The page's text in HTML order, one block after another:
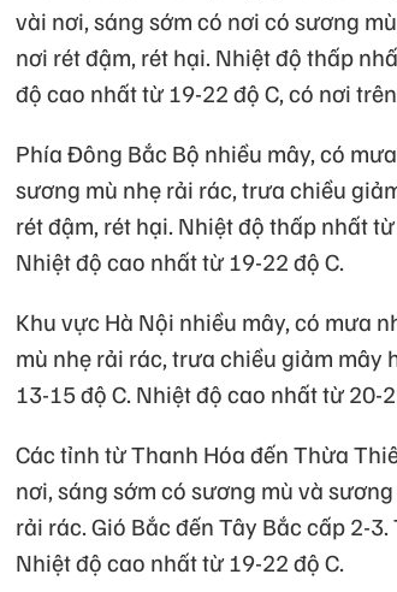
vài nơi, sáng sớm có nơi có sương
nơi rét đậm, rét hại. Nhiệt độ thấp
độ cao nhất từ 19-22 độ C, có nơi
Phía Đông Bắc Bộ nhiều mây, có
sương mù nhẹ rải rác, trưa chiều
rét đậm, rét hại. Nhiệt độ thấp nhất
Nhiệt độ cao nhất từ 19-22 độ C.
Khu vực Hà Nội nhiều mây, có mưa
mù nhẹ rải rác, trưa chiều giảm
13-15 độ C. Nhiệt độ cao nhất từ 20-
Các tỉnh từ Thanh Hóa đến Thừa
nơi, sáng sớm có sương mù và
rải rác. Gió Bắc đến Tây Bắc cấp 2-
Nhiệt độ cao nhất từ 19-22 độ C.